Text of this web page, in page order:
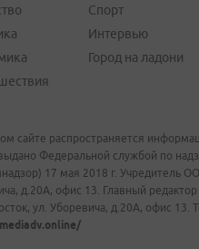
Спорт
Интервью
Город на ладони
сайте распространяется
Федеральной службой по
17 мая 2018 г. Учредитель
д.20А, офис 13. Главный
ул. Уборевича, д.20А, офис 13.